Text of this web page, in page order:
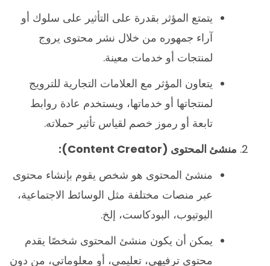
يتمتع المؤثر بقدرة على التأثير على سلوك أو
آراء جمهوره من خلال نشر محتوى يروج
لمنتجات أو خدمات معينة.
يتعاون المؤثر مع العلامات التجارية للترويج
لمنتجاتها أو خدماتها، ويستخدم عادة روابط
تابعة أو رموز خصم لقياس تأثير حملاته.
منشئ المحتوى (Content Creator):
منشئ المحتوى هو شخص يقوم بإنشاء محتوى
عبر منصات مختلفة مثل الوسائط الاجتماعية،
اليوتيوب، البودكاست، إلخ.
يمكن أن يكون منشئ المحتوى شخصًا يقدم
محتوى ترفيهي، تعليمي، أو معلوماتي، من دون